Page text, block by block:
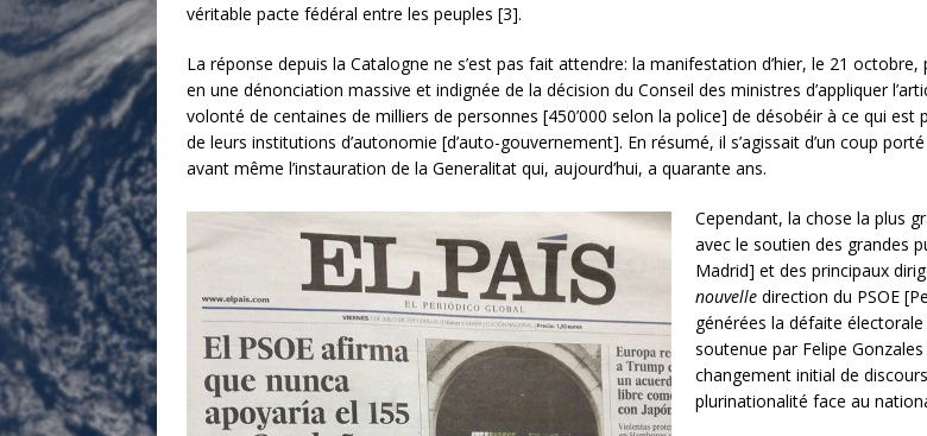
véritable pacte fédéral entre les peuples [3].
La réponse depuis la Catalogne ne s’est pas fait attendre: la manifestation d’hier, le 21
en une dénonciation massive et indignée de la décision du Conseil des ministres d’appliquer
volonté de centaines de milliers de personnes [450’000 selon la police] de désobéir à ce qui
de leurs institutions d’autonomie [d’auto-gouvernement]. En résumé, il s’agissait d’un coup
avant même l’instauration de la Generalitat qui, aujourd’hui, a quarante ans.
Cependant, la chose la plus
avec le soutien des grandes
Madrid] et des principaux
nouvelle direction du PSOE
générées la défaite
soutenue par Felipe
changement initial de
plurinationalité face au